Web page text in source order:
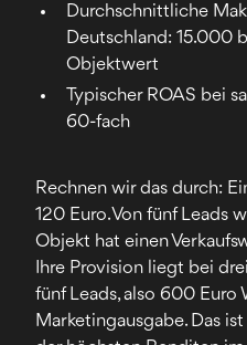
Durchschnittliche
Deutschland: 15.000
Objektwert
Typischer ROAS bei
60-fach
Rechnen wir das durch:
120 Euro. Von fünf Leads
Objekt hat einen
Ihre Provision liegt bei
fünf Leads, also 600 Euro
Marketingausgabe. Das